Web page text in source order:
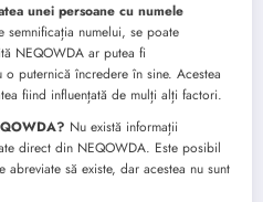
unei persoane cu numele
semnificația numelui, se poate
NEQOWDA ar putea fi
puternică încredere în sine. Acestea
fiind influențată de mulți alți factori.
Nu există informații
direct din NEQOWDA. Este posibil
să existe, dar acestea nu sunt